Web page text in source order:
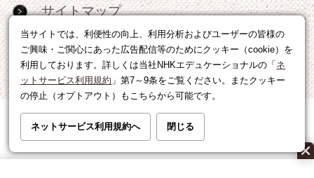
当サイトでは、利便性の向上、利用分析およびユーザーの皆様の
ご興味・ご関心にあった広告配信等のためにクッキー（cookie）を
利用しております。詳しくは当社NHKエデュケーショナルの「 ネ
ットサービス利用規約 」第7～9条をご覧ください。またクッキー
の停止（オプトアウト）もこちらから可能です。
ネットサービス利用規約へ 閉じる
サイトマップ
RSS
広告出稿・パートナーシップについて
利用規約|個人情報の取り扱いについて
運営会社|広告に関するお問い合わせ